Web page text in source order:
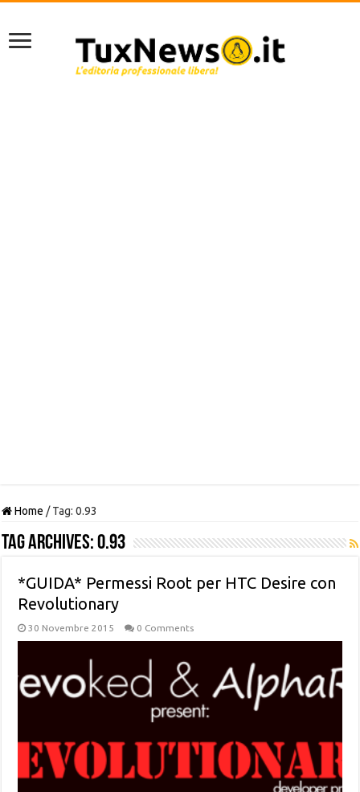
Home / Tag:0.93
Tag Archives:0.93
*GUIDA* Permessi Root per HTC Desire con
Revolutionary
30 Novembre 2015 0 Comments